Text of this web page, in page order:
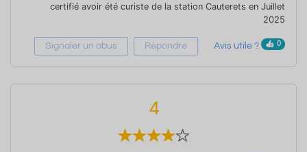
certifié avoir été curiste de la station Cauterets en Juillet
2025
Signaler un abus Répondre Avis utile ? 0
4